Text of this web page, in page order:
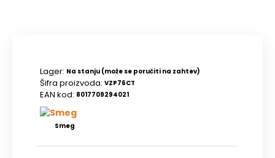
Lager: Na stanju (može se poručiti na zahtev)
Šifra proizvoda: VZP76CT
EAN kod: 8017709294021
Smeg